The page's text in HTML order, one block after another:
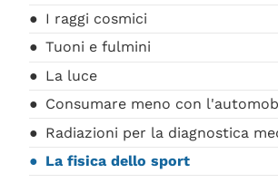
I raggi cosmici
Tuoni e fulmini
La luce
Consumare meno con
Radiazioni per la diagnostica
La fisica dello sport